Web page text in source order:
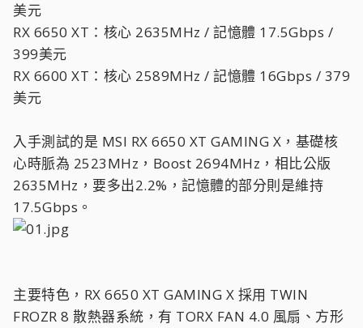
美元
RX 6650 XT：核心 2635MHz / 記憶體 17.5Gbps /
399美元
RX 6600 XT：核心 2589MHz / 記憶體 16Gbps / 379
美元
入手測試的是 MSI RX 6650 XT GAMING X，基礎核
心時脈為 2523MHz，Boost 2694MHz，相比公版
2635MHz，要多出2.2%，記憶體的部分則是維持
17.5Gbps。
主要特色，RX 6650 XT GAMING X 採用 TWIN
FROZR 8 散熱器系統，有 TORX FAN 4.0 風扇、方形